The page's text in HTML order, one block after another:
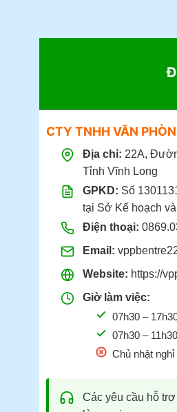
CTY TNHH VĂN
Địa chỉ: 22A,
Tỉnh Vĩnh Long
GPKD: Số
tại Sở Kế hoạch
Điện thoại:
Email:
Website: https://
Giờ làm việc:
07h30 –
07h30 –
Chủ nhật nghỉ
Các yêu cầu hỗ